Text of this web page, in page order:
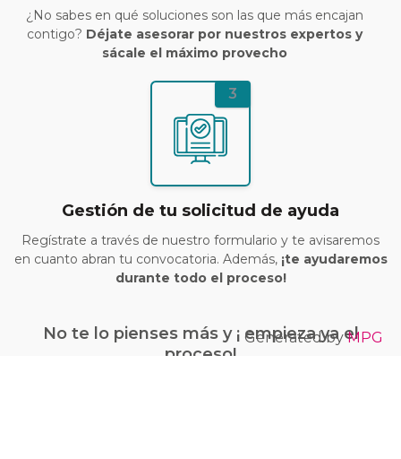
¿No sabes en qué soluciones son las que más encajan
contigo? Déjate asesorar por nuestros expertos y
sácale el máximo provecho
Gestión de tu solicitud de ayuda
Regístrate a través de nuestro formulario y te avisaremos
en cuanto abran tu convocatoria. Además,¡te ayudaremos
durante todo el proceso!
3
No te lo pienses más y ¡ empieza ya el
proceso!
Generated byMPG